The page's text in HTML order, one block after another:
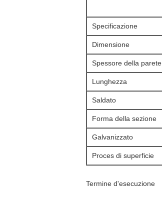
Specificazione
Dimensione
Spessore della parete
Lunghezza
Saldato
Forma della sezione
Galvanizzato
Proces di superficie
Termine d'esecuzione